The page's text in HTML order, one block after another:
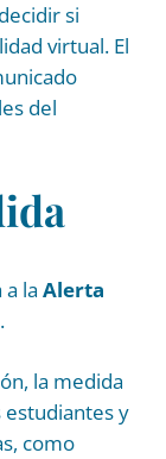
si
virtual. El
del
la Alerta
la medida
estudiantes y
como